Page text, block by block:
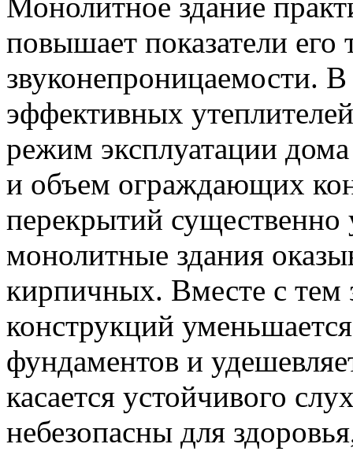
повышает показатели его
звуконепроницаемости.
эффективных
режим эксплуатации
и объем ограждающих
перекрытий существенно
монолитные здания
кирпичных. Вместе с тем
конструкций
фундаментов и
касается устойчивого
небезопасны для